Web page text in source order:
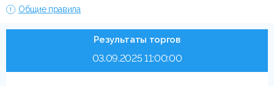
Общие правила
Результаты торгов
03.09.2025 11:00:00